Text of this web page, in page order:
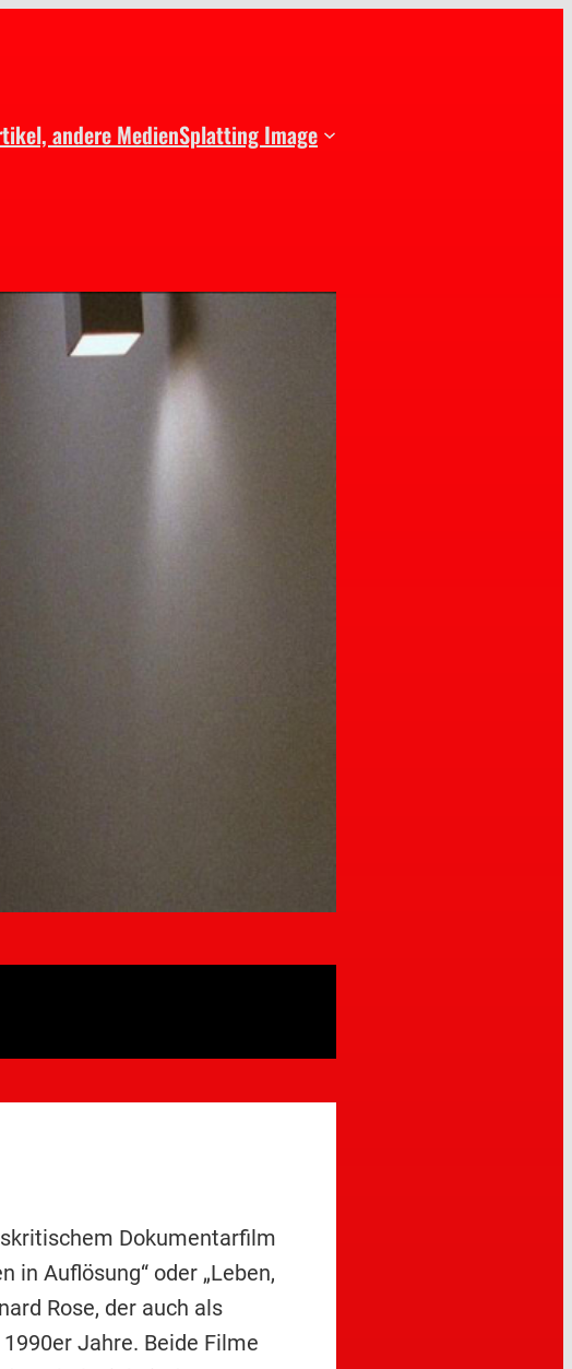
andere MedienSplatting Image
Dokumentarfilm
in Auflösung“ oder „Leben,
Rose, der auch als
Jahre. Beide Filme